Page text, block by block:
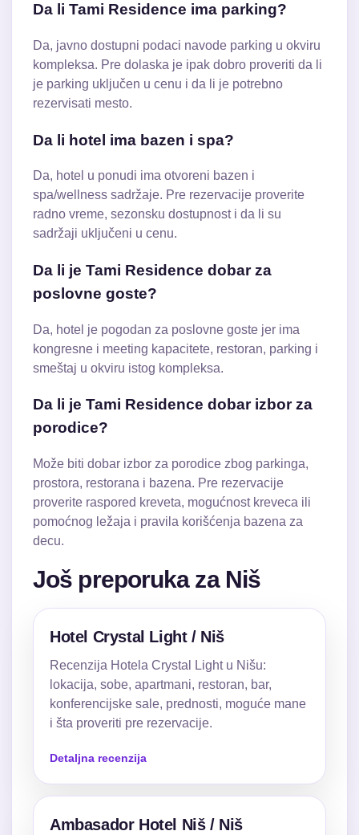
Da li Tami Residence ima parking?
Da, javno dostupni podaci navode parking u okviru
kompleksa. Pre dolaska je ipak dobro proveriti da li
je parking uključen u cenu i da li je potrebno
rezervisati mesto.
Da li hotel ima bazen i spa?
Da, hotel u ponudi ima otvoreni bazen i
spa/wellness sadržaje. Pre rezervacije proverite
radno vreme, sezonsku dostupnost i da li su
sadržaji uključeni u cenu.
Da li je Tami Residence dobar za
poslovne goste?
Da, hotel je pogodan za poslovne goste jer ima
kongresne i meeting kapacitete, restoran, parking i
smeštaj u okviru istog kompleksa.
Da li je Tami Residence dobar izbor za
porodice?
Može biti dobar izbor za porodice zbog parkinga,
prostora, restorana i bazena. Pre rezervacije
proverite raspored kreveta, mogućnost kreveca ili
pomoćnog ležaja i pravila korišćenja bazena za
decu.
Još preporuka za Niš
Hotel Crystal Light / Niš
Recenzija Hotela Crystal Light u Nišu:
lokacija, sobe, apartmani, restoran, bar,
konferencijske sale, prednosti, moguće mane
i šta proveriti pre rezervacije.
Detaljna recenzija
Ambasador Hotel Niš / Niš